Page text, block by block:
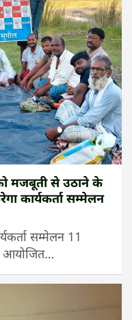
मजबूती से उठाने के
कार्यकर्ता सम्मेलन
सम्मेलन 11
आयोजित…